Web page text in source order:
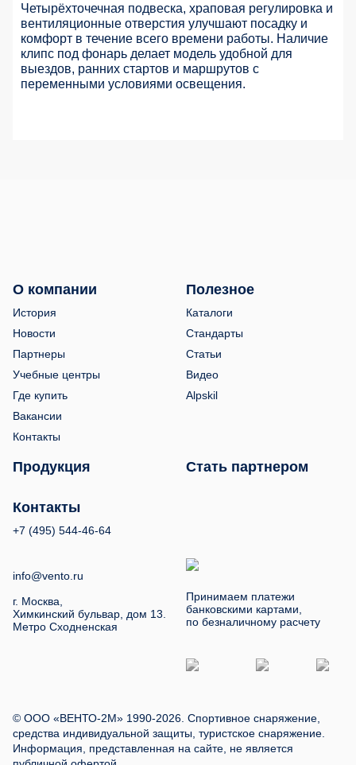
Четырёхточечная подвеска, храповая регулировка и
вентиляционные отверстия улучшают посадку и
комфорт в течение всего времени работы. Наличие
клипс под фонарь делает модель удобной для
выездов, ранних стартов и маршрутов с
переменными условиями освещения.
О компании
История
Новости
Партнеры
Учебные центры
Где купить
Вакансии
Контакты
Полезное
Каталоги
Стандарты
Статьи
Видео
Alpskil
Продукция Стать партнером
Контакты
+7 (495) 544-46-64
info@vento.ru
г. Москва,
Химкинский бульвар, дом 13.
Метро Сходненская
Принимаем платежи
банковскими картами,
по безналичному расчету
© ООО «ВЕНТО-2М» 1990-2026. Спортивное снаряжение,
средства индивидуальной защиты, туристское снаряжение.
Информация, представленная на сайте, не является